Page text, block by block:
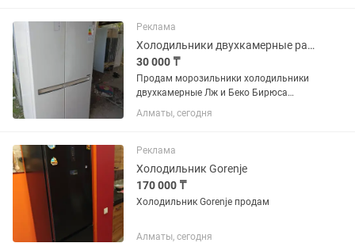
Реклама
Холодильники двухкамерные разные варианты и цены разные
30 000 ₸
Продам морозильники холодильники
двухкамерные Лж и Беко Бирюса
Индезит р-н аккент все работает
от30000 и выше
Алматы, сегодня
Реклама
Холодильник Gorenje
170 000 ₸
Холодильник Gorenje продам
Алматы, сегодня